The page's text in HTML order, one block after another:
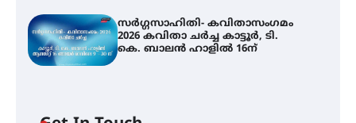
സർഗ്ഗസാഹിതി- കവിതാസംഗമം
2026 കവിതാ ചർച്ച കാട്ടൂർ, ടി.
കെ. ബാലൻ ഹാളിൽ 16ന്